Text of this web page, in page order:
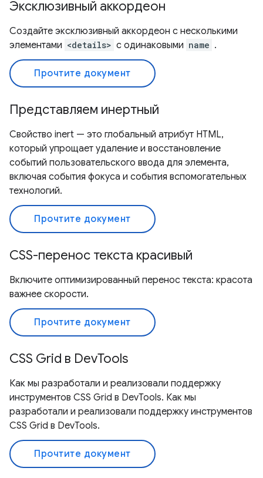
Эксклюзивный аккордеон
Создайте эксклюзивный аккордеон с несколькими
элементами <details> с одинаковыми name .
Прочтите документ
Представляем инертный
Свойство inert — это глобальный атрибут HTML,
который упрощает удаление и восстановление
событий пользовательского ввода для элемента,
включая события фокуса и события вспомогательных
технологий.
Прочтите документ
CSS-перенос текста красивый
Включите оптимизированный перенос текста: красота
важнее скорости.
Прочтите документ
CSS Grid в DevTools
Как мы разработали и реализовали поддержку
инструментов CSS Grid в DevTools. Как мы
разработали и реализовали поддержку инструментов
CSS Grid в DevTools.
Прочтите документ